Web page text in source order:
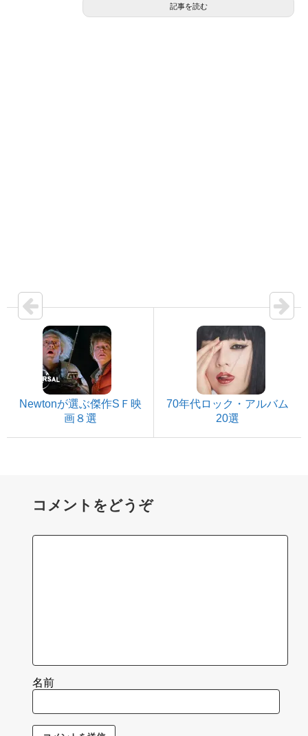
記事を読む
Newtonが選ぶ傑作SＦ映
画８選
70年代ロック・アルバム
20選
コメントをどうぞ
名前